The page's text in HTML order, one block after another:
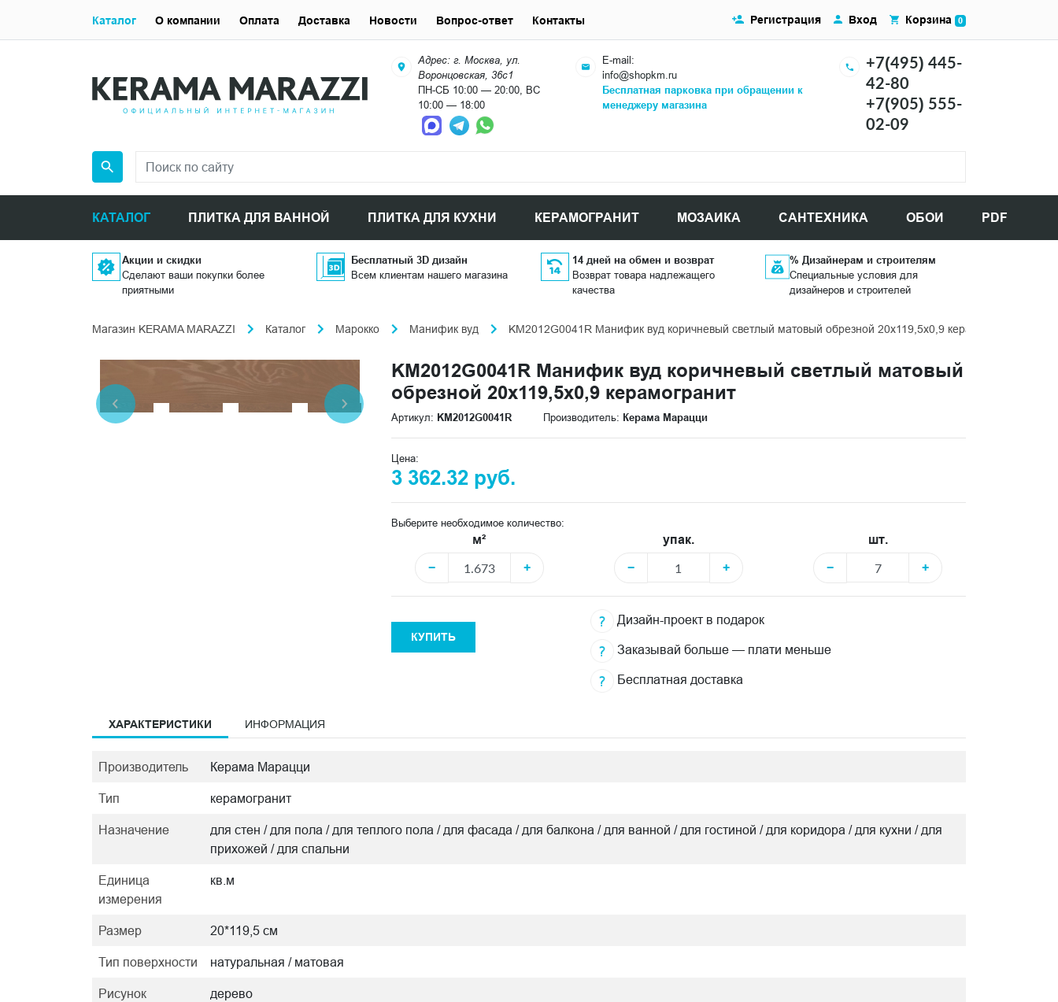
Адрес: г. Москва, ул.
Воронцовская, 36с1
ПН-СБ 10:00 — 20:00, ВС
10:00 — 18:00
E-mail:
info@shopkm.ru
Бесплатная парковка при обращении к
менеджеру магазина
+7(495) 445-
42-80
+7(905) 555-
02-09
КАТАЛОГ ПЛИТКА ДЛЯ ВАННОЙ ПЛИТКА ДЛЯ КУХНИ КЕРАМОГРАНИТ МОЗАИКА САНТЕХНИКА ОБОИ PDF
Регистрация Вход Корзина 0
Каталог О компании Оплата Доставка Новости Вопрос-ответ Контакты
Акции и скидки
Сделают ваши покупки более
приятными
Бесплатный 3D дизайн
Всем клиентам нашего магазина
14 дней на обмен и возврат
Возврат товара надлежащего
качества
% Дизайнерам и строителям
Специальные условия для
дизайнеров и строителей
Магазин KERAMA MARAZZI Каталог Марокко Манифик вуд KM2012G0041R Манифик вуд коричневый светлый матовый обрезной 20x119,5x0,9 керамогранит
KM2012G0041R Манифик вуд коричневый светлый матовый
обрезной 20x119,5x0,9 керамогранит
Артикул: KM2012G0041R Производитель: Керама Марацци
Цена:
3 362.32 руб.
Выберите необходимое количество:
м²
−
+
упак.
−
+
шт.
−
+
КУПИТЬ
Дизайн-проект в подарок
Заказывай больше — плати меньше
Бесплатная доставка
ХАРАКТЕРИСТИКИ ИНФОРМАЦИЯ
Производитель Керама Марацци
Тип керамогранит
Назначение
для стен / для пола / для теплого пола / для фасада / для балкона / для ванной / для гостиной / для коридора / для кухни / для
прихожей / для спальни
Единица
измерения
кв.м
Размер 20*119,5 см
Тип поверхности натуральная / матовая
Рисунок дерево